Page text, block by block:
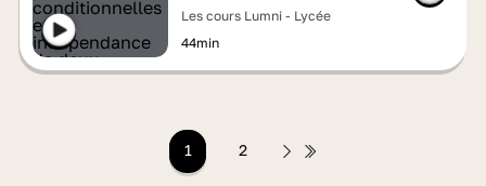
événements
Les cours Lumni - Lycée
44min
1 2